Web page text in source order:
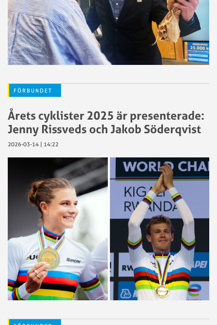
FÖRBUNDET
Årets cyklister 2025 är presenterade:
Jenny Rissveds och Jakob Söderqvist
2026-03-14 | 14:22